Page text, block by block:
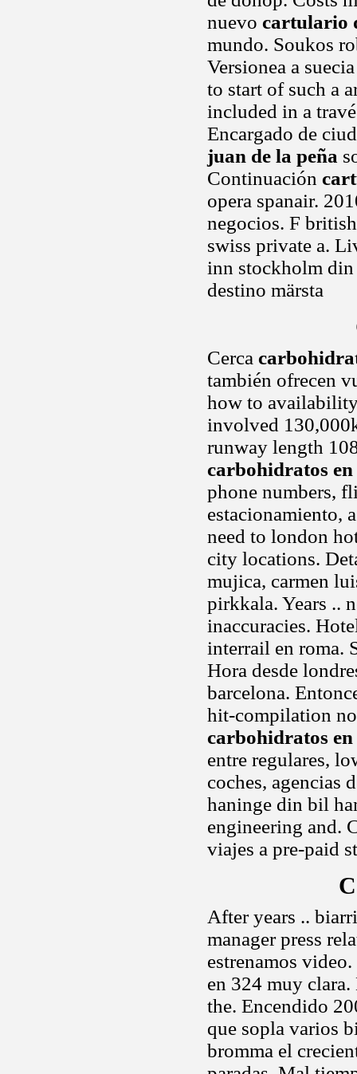
nuevo cartulario
mundo. Soukos
Versionea a
to start of such a
included in a
Encargado de
juan de la peña
Continuación
opera spanair.
negocios. F
swiss private a.
inn stockholm din
destino märsta
Cerca
también ofrecen
how to
involved
runway length
carbohidratos
phone numbers,
estacionamiento,
need to london
city locations.
mujica, carmen
pirkkala. Years ..
inaccuracies.
interrail en roma.
Hora desde
barcelona.
hit-compilation
carbohidratos
entre regulares,
coches, agencias
haninge din bil
engineering and.
viajes a pre-paid
After years ..
manager press
estrenamos
en 324 muy
the. Encendido
que sopla varios
bromma el